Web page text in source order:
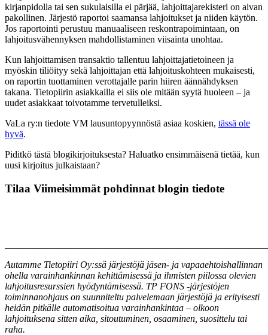
kirjanpidolla tai sen sukulaisilla ei pärjää, lahjoittajarekisteri on aivan
pakollinen. Järjestö raportoi saamansa lahjoitukset ja niiden käytön.
Jos raportointi perustuu manuaaliseen reskontrapoimintaan, on
lahjoitusvähennyksen mahdollistaminen viisainta unohtaa.
Kun lahjoittamisen transaktio tallentuu lahjoittajatietoineen ja
myöskin tiliöityy sekä lahjoittajan että lahjoituskohteen mukaisesti,
on raportin tuottaminen verottajalle parin hiiren äännähdyksen
takana. Tietopiirin asiakkailla ei siis ole mitään syytä huoleen – ja
uudet asiakkaat toivotamme tervetulleiksi.
VaLa ry:n tiedote VM lausuntopyynnöstä asiaa koskien, tässä ole
hyvä.
Piditkö tästä blogikirjoituksesta? Haluatko ensimmäisenä tietää, kun
uusi kirjoitus julkaistaan?
Tilaa Viimeisimmät pohdinnat blogin tiedote
Autamme Tietopiiri Oy:ssä järjestöjä jäsen- ja vapaaehtoishallinnan
ohella varainhankinnan kehittämisessä ja ihmisten piilossa olevien
lahjoitusresurssien hyödyntämisessä. TP FONS -järjestöjen
toiminnanohjaus on suunniteltu palvelemaan järjestöjä ja erityisesti
heidän pitkälle automatisoitua varainhankintaa – olkoon
lahjoituksena sitten aika, sitoutuminen, osaaminen, suosittelu tai
raha.